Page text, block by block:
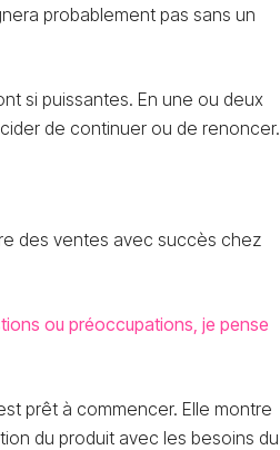
probablement pas sans un
si puissantes. En une ou deux
de continuer ou de renoncer.
des ventes avec succès chez
ou préoccupations, je pense
prêt à commencer. Elle montre
du produit avec les besoins du